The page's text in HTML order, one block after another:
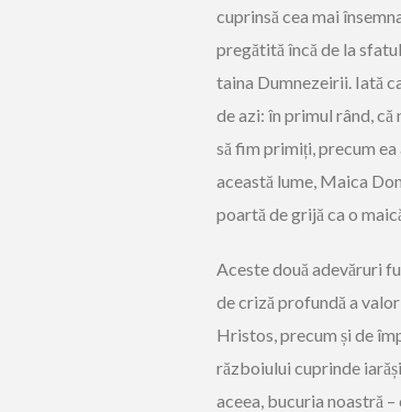
cuprinsă cea mai
pregătită încă de la
taina Dumnezeirii. Iată
de azi: în primul rând,
să fim primiți, precum ea
această lume, Maica
poartă de grijă ca o
Aceste două adevăruri
de criză profundă a
Hristos, precum și de
războiului cuprinde
aceea, bucuria noastră –